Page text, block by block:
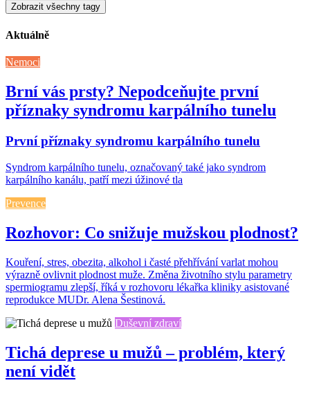
Zobrazit všechny tagy
Aktuálně
Nemoci
Brní vás prsty? Nepodceňujte první
příznaky syndromu karpálního tunelu
První příznaky syndromu karpálního tunelu
Syndrom karpálního tunelu, označovaný také jako syndrom
karpálního kanálu, patří mezi úžinové tla
Prevence
Rozhovor: Co snižuje mužskou plodnost?
Kouření, stres, obezita, alkohol i časté přehřívání varlat mohou
výrazně ovlivnit plodnost muže. Změna životního stylu parametry
spermiogramu zlepší, říká v rozhovoru lékařka kliniky asistované
reprodukce MUDr. Alena Šestinová.
Duševní zdraví
Tichá deprese u mužů – problém, který
není vidět